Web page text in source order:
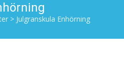
> Julgranskula Enhörning